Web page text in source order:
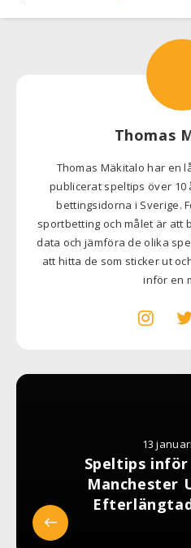
Thomas
Thomas Mäkitalo har en
publicerat speltips över
bettingsidorna i Sverige.
sportbetting och målet är att
data och jämföra de olika
att hitta de som sticker ut
inför en
13
Speltips
Manchester